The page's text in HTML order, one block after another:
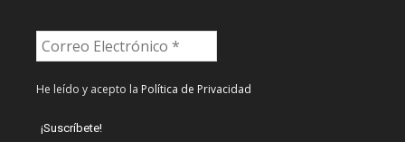
He leído y acepto la Política de Privacidad